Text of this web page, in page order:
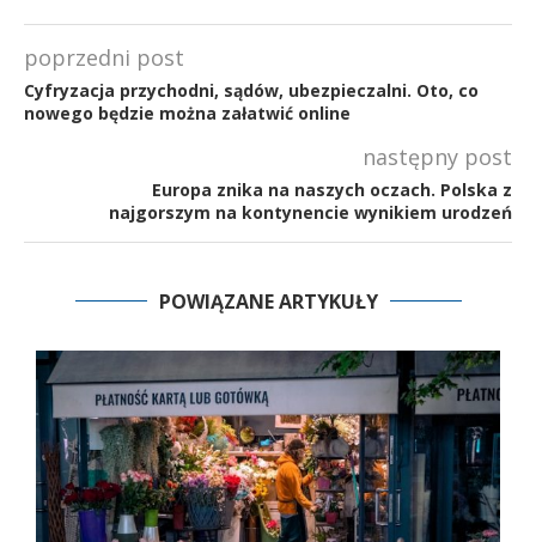
poprzedni post
Cyfryzacja przychodni, sądów, ubezpieczalni. Oto, co
nowego będzie można załatwić online
następny post
Europa znika na naszych oczach. Polska z
najgorszym na kontynencie wynikiem urodzeń
POWIĄZANE ARTYKUŁY